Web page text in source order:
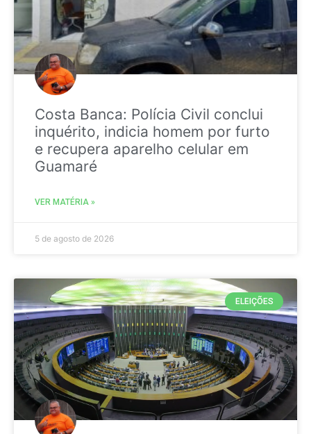
Costa Banca: Polícia Civil conclui
inquérito, indicia homem por furto
e recupera aparelho celular em
Guamaré
VER MATÉRIA »
5 de agosto de 2026
ELEIÇÕES